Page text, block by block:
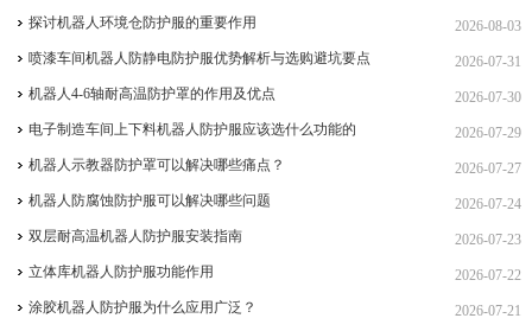
2026-08-03
探讨机器人环境仓防护服的重要作用
2026-07-31
喷漆车间机器人防静电防护服优势解析与选购避坑要点
2026-07-30
机器人4-6轴耐高温防护罩的作用及优点
2026-07-29
电子制造车间上下料机器人防护服应该选什么功能的
2026-07-27
机器人示教器防护罩可以解决哪些痛点？
2026-07-24
机器人防腐蚀防护服可以解决哪些问题
2026-07-23
双层耐高温机器人防护服安装指南
2026-07-22
立体库机器人防护服功能作用
2026-07-21
涂胶机器人防护服为什么应用广泛？